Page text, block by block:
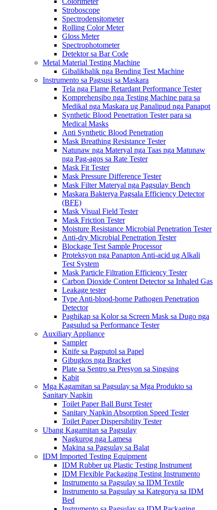
Stroboscope
Spectrodensitometer
Rolling Color Meter
Gloss Meter
Spectrophotometer
Detektor sa Bar Code
Metal Material Testing Machine
Gibalikbalik nga Bending Test Machine
Instrumento sa Pagsusi sa Maskara
Tela nga Flame Retardant Performance Tester
Komprehensibo nga Testing Machine para sa
Medikal nga Maskara ug Panalipud nga Panapot
Synthetic Blood Penetration Tester para sa
Medical Masks
Anti Synthetic Blood Penetration
Mask Breathing Resistance Tester
Natunaw nga Materyal nga Taas nga Matunaw
nga Pag-agos sa Rate Tester
Mask Fit Tester
Mask Pressure Difference Tester
Mask Filter Materyal nga Pagsulay Bench
Maskara Bakterya Pagsala Efficiency Detector
(BFE)
Mask Visual Field Tester
Mask Friction Tester
Moisture Resistance Microbial Penetration Tester
Anti-dry Microbial Penetration Tester
Blockage Test Sample Processor
Proteksyon nga Panapton Anti-acid ug Alkali
Test System
Mask Particle Filtration Efficiency Tester
Carbon Dioxide Content Detector sa Inhaled Gas
Leakage tester
Type Anti-blood-borne Pathogen Penetration
Detector
Paghikap sa Kolor sa Screen Mask sa Dugo nga
Pagsulud sa Performance Tester
Auxiliary Appliance
Sampler
Knife sa Pagputol sa Papel
Gibugkos nga Bracket
Plate sa Sentro sa Presyon sa Singsing
Kabit
Mga Kagamitan sa Pagsulay sa Mga Produkto sa
Sanitary Napkin
Toilet Paper Ball Burst Tester
Sanitary Napkin Absorption Speed ​​Tester
Toilet Paper Dispersibility Tester
Ubang Kagamitan sa Pagsulay
Nagkurog nga Lamesa
Makina sa Pagsulay sa Balat
IDM Imported Testing Equipment
IDM Rubber ug Plastic Testing Instrument
IDM Flexible Packaging Testing Instrumento
Instrumento sa Pagsulay sa IDM Textile
Instrumento sa Pagsulay sa Kategorya sa IDM
Bed